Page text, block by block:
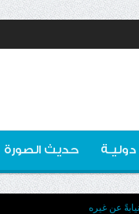
دوليـة حديث الصورة
عن غيره